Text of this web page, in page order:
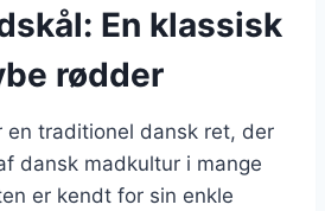
En klassisk
rødder
en traditionel dansk ret, der
dansk madkultur i mange
er kendt for sin enkle